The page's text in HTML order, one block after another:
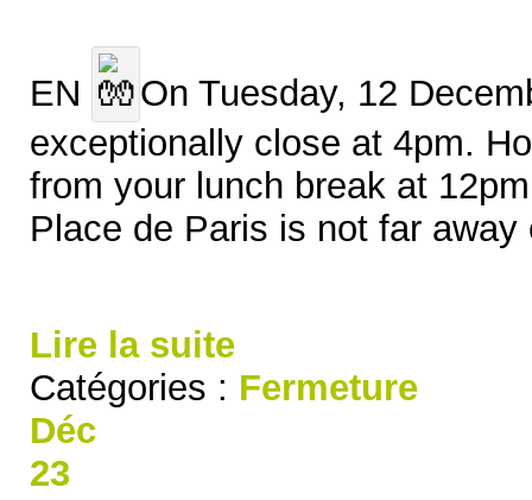
EN
On Tuesday, 12
exceptionally close at 4pm.
from your lunch break at
Place de Paris is not far
Lire la suite
Catégories : Fermeture
Déc
23